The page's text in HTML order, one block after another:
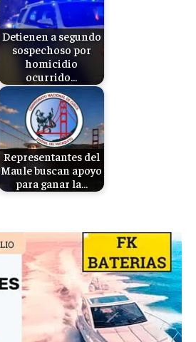
Detienen a segundo
sospechoso por
homicidio
ocurrido…
Representantes del
Maule buscan apoyo
para ganar la…